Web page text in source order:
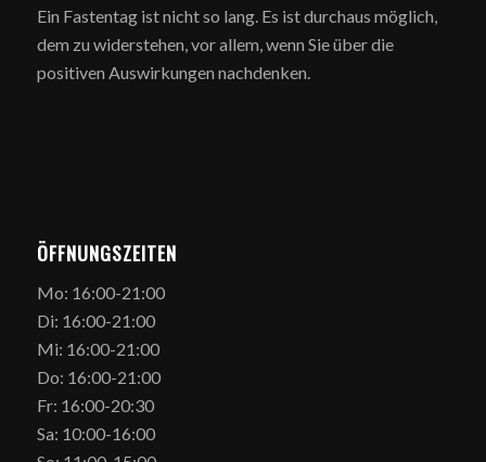
Ein Fastentag ist nicht so lang. Es ist durchaus möglich,
dem zu widerstehen, vor allem, wenn Sie über die
positiven Auswirkungen nachdenken.
ÖFFNUNGSZEITEN
Mo: 16:00-21:00
Di: 16:00-21:00
Mi: 16:00-21:00
Do: 16:00-21:00
Fr: 16:00-20:30
Sa: 10:00-16:00